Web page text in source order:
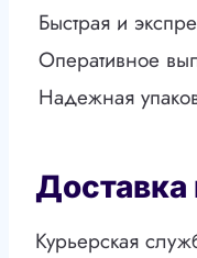
Быстрая и
Оперативное
Надежная
Доставка
Курьерская